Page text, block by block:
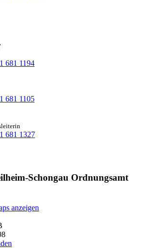
681 1194
681 1105
681 1327
Schongau Ordnungsamt
anzeigen